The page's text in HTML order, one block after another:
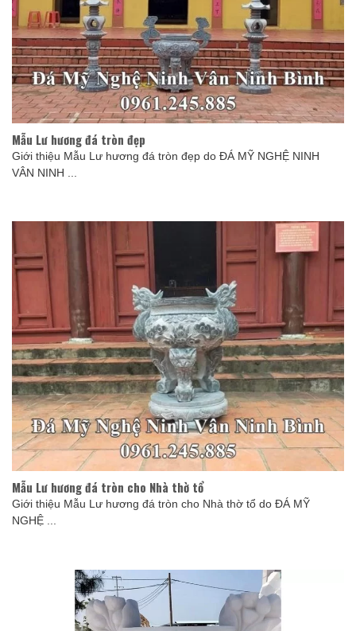
Mẫu Lư hương đá tròn đẹp
Giới thiệu Mẫu Lư hương đá tròn đẹp do ĐÁ MỸ NGHỆ NINH
VÂN NINH ...
Mẫu Lư hương đá tròn cho Nhà thờ tổ
Giới thiệu Mẫu Lư hương đá tròn cho Nhà thờ tổ do ĐÁ MỸ
NGHỆ ...